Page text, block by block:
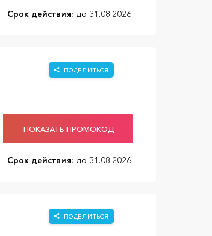
Срок действия: до 31.08.2026
ПОДЕЛИТЬСЯ
ПОКАЗАТЬ ПРОМОКОД
Срок действия: до 31.08.2026
ПОДЕЛИТЬСЯ